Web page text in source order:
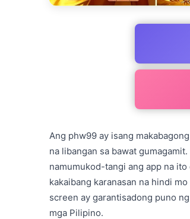
Ang phw99 ay isang
na libangan sa bawat
namumukod-tangi ang app na
kakaibang karanasan na hindi
screen ay garantisadong puno
mga Pilipino.